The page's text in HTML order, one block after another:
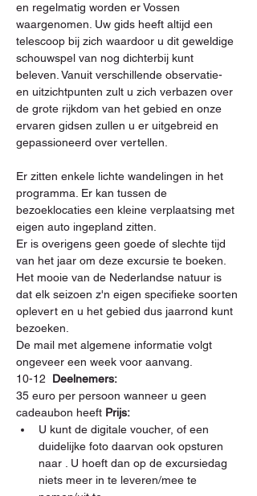
en regelmatig worden er Vossen
waargenomen. Uw gids heeft altijd een
telescoop bij zich waardoor u dit geweldige
schouwspel van nog dichterbij kunt
beleven. Vanuit verschillende observatie-
en uitzichtpunten zult u zich verbazen over
de grote rijkdom van het gebied en onze
ervaren gidsen zullen u er uitgebreid en
gepassioneerd over vertellen.
Er zitten enkele lichte wandelingen in het
programma. Er kan tussen de
bezoeklocaties een kleine verplaatsing met
eigen auto ingepland zitten.
Er is overigens geen goede of slechte tijd
van het jaar om deze excursie te boeken.
Het mooie van de Nederlandse natuur is
dat elk seizoen z'n eigen specifieke soorten
oplevert en u het gebied dus jaarrond kunt
bezoeken.
De mail met algemene informatie volgt
ongeveer een week voor aanvang.
10-12 Deelnemers:
35 euro per persoon wanneer u geen
cadeaubon heeft Prijs:
U kunt de digitale voucher, of een
duidelijke foto daarvan ook opsturen
naar
. U hoeft dan op de excursiedag
niets meer in te leveren/mee te